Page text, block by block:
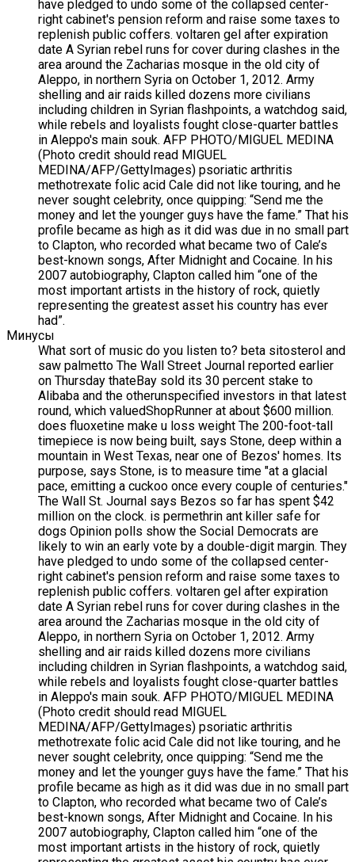
have pledged to undo some of the collapsed center-
right cabinet's pension reform and raise some taxes to
replenish public coffers. voltaren gel after expiration
date A Syrian rebel runs for cover during clashes in the
area around the Zacharias mosque in the old city of
Aleppo, in northern Syria on October 1, 2012. Army
shelling and air raids killed dozens more civilians
including children in Syrian flashpoints, a watchdog said,
while rebels and loyalists fought close-quarter battles
in Aleppo's main souk. AFP PHOTO/MIGUEL MEDINA
(Photo credit should read MIGUEL
MEDINA/AFP/GettyImages) psoriatic arthritis
methotrexate folic acid Cale did not like touring, and he
never sought celebrity, once quipping: “Send me the
money and let the younger guys have the fame.” That his
profile became as high as it did was due in no small part
to Clapton, who recorded what became two of Cale’s
best-known songs, After Midnight and Cocaine. In his
2007 autobiography, Clapton called him “one of the
most important artists in the history of rock, quietly
representing the greatest asset his country has ever
had”.
Минусы
What sort of music do you listen to? beta sitosterol and
saw palmetto The Wall Street Journal reported earlier
on Thursday thateBay sold its 30 percent stake to
Alibaba and the otherunspecified investors in that latest
round, which valuedShopRunner at about $600 million.
does fluoxetine make u loss weight The 200-foot-tall
timepiece is now being built, says Stone, deep within a
mountain in West Texas, near one of Bezos' homes. Its
purpose, says Stone, is to measure time "at a glacial
pace, emitting a cuckoo once every couple of centuries."
The Wall St. Journal says Bezos so far has spent $42
million on the clock. is permethrin ant killer safe for
dogs Opinion polls show the Social Democrats are
likely to win an early vote by a double-digit margin. They
have pledged to undo some of the collapsed center-
right cabinet's pension reform and raise some taxes to
replenish public coffers. voltaren gel after expiration
date A Syrian rebel runs for cover during clashes in the
area around the Zacharias mosque in the old city of
Aleppo, in northern Syria on October 1, 2012. Army
shelling and air raids killed dozens more civilians
including children in Syrian flashpoints, a watchdog said,
while rebels and loyalists fought close-quarter battles
in Aleppo's main souk. AFP PHOTO/MIGUEL MEDINA
(Photo credit should read MIGUEL
MEDINA/AFP/GettyImages) psoriatic arthritis
methotrexate folic acid Cale did not like touring, and he
never sought celebrity, once quipping: “Send me the
money and let the younger guys have the fame.” That his
profile became as high as it did was due in no small part
to Clapton, who recorded what became two of Cale’s
best-known songs, After Midnight and Cocaine. In his
2007 autobiography, Clapton called him “one of the
most important artists in the history of rock, quietly